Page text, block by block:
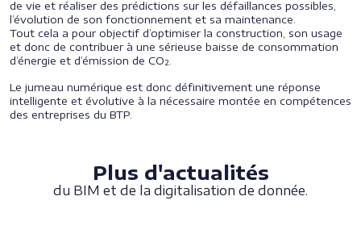
de vie et réaliser des prédictions sur les défaillances possibles,
l’évolution de son fonctionnement et sa maintenance.
Tout cela a pour objectif d’optimiser la construction, son usage
et donc de contribuer à une sérieuse baisse de consommation
d’énergie et d’émission de CO².
Le jumeau numérique est donc définitivement une réponse
intelligente et évolutive à la nécessaire montée en compétences
des entreprises du BTP.
Plus d'actualités
du BIM et de la digitalisation de donnée.